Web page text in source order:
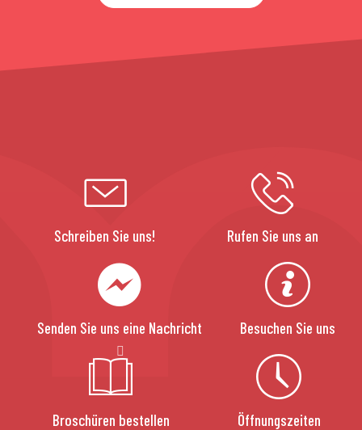
Schreiben Sie uns! Rufen Sie uns an
Senden Sie uns eine Nachricht Besuchen Sie uns
Broschüren bestellen Öffnungszeiten